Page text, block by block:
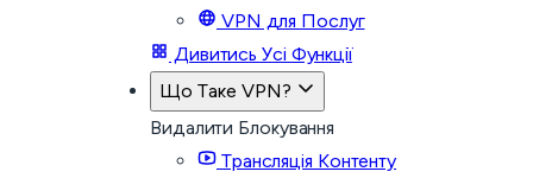
VPN для Послуг
Дивитись Усі Функції
Що Таке VPN?
Видалити Блокування
Трансляція Контенту